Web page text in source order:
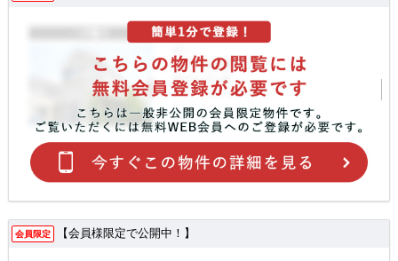
会員限定 【会員様限定で公開中！】